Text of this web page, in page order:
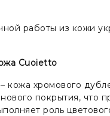
работы из кожи
Cuoietto
кожа хромового
покрытия, что
роль